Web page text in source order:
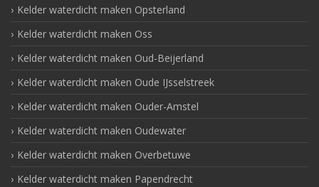
Kelder waterdicht maken Opsterland
Kelder waterdicht maken Oss
Kelder waterdicht maken Oud-Beijerland
Kelder waterdicht maken Oude IJsselstreek
Kelder waterdicht maken Ouder-Amstel
Kelder waterdicht maken Oudewater
Kelder waterdicht maken Overbetuwe
Kelder waterdicht maken Papendrecht